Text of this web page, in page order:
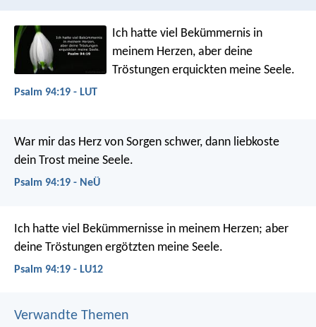
Ich hatte viel Bekümmernis in
meinem Herzen, aber deine
Tröstungen erquickten meine Seele.
Psalm 94:19 - LUT
War mir das Herz von Sorgen schwer, dann liebkoste
dein Trost meine Seele.
Psalm 94:19 - NeÜ
Ich hatte viel Bekümmernisse in meinem Herzen; aber
deine Tröstungen ergötzten meine Seele.
Psalm 94:19 - LU12
Verwandte Themen